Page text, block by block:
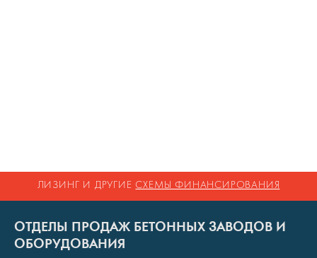
ЛИЗИНГ И ДРУГИЕ СХЕМЫ ФИНАНСИРОВАНИЯ
ОТДЕЛЫ ПРОДАЖ БЕТОННЫХ ЗАВОДОВ И
ОБОРУДОВАНИЯ